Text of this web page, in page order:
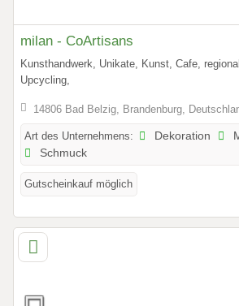
milan - CoArtisans
Kunsthandwerk, Unikate, Kunst, Cafe,
Upcycling,
14806 Bad Belzig, Brandenburg,
Art des Unternehmens: Dekoration
Schmuck
Gutscheinkauf möglich